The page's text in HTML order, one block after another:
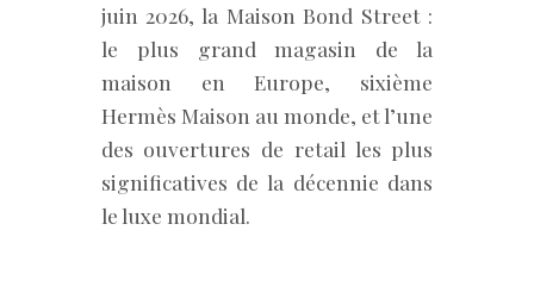
juin 2026, la Maison Bond Street :
le plus grand magasin de la
maison en Europe, sixième
Hermès Maison au monde, et l’une
des ouvertures de retail les plus
significatives de la décennie dans
le luxe mondial.